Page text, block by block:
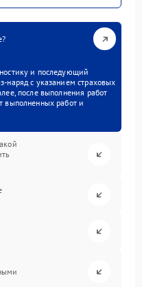
и последующий
наряд с указанием страховых
после выполнения работ
выполненных работ и